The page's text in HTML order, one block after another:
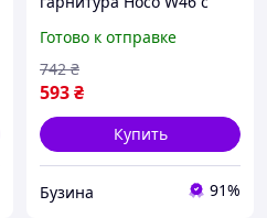
микрофоном серая
buzyna
Готово к отправке
593₴
742 ₴
Купить
Бузина 91%